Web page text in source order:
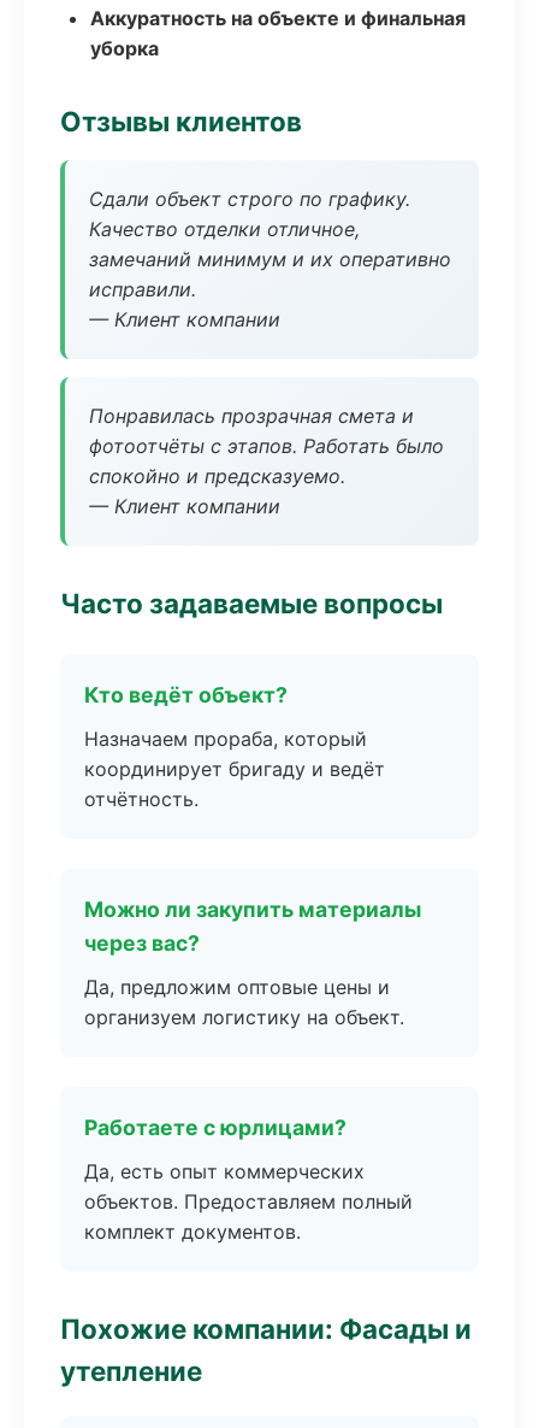
Аккуратность на объекте и финальная
уборка
Отзывы клиентов
Сдали объект строго по графику.
Качество отделки отличное,
замечаний минимум и их оперативно
исправили.
— Клиент компании
Понравилась прозрачная смета и
фотоотчёты с этапов. Работать было
спокойно и предсказуемо.
— Клиент компании
Часто задаваемые вопросы
Кто ведёт объект?
Назначаем прораба, который
координирует бригаду и ведёт
отчётность.
Можно ли закупить материалы
через вас?
Да, предложим оптовые цены и
организуем логистику на объект.
Работаете с юрлицами?
Да, есть опыт коммерческих
объектов. Предоставляем полный
комплект документов.
Похожие компании: Фасады и
утепление